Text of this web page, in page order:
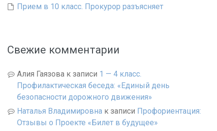
Прием в 10 класс. Прокурор разъясняет
Свежие комментарии
Алия Гаязова к записи 1 — 4 класс.
Профилактическая беседа: «Единый день
безопасности дорожного движения»
Наталья Владимировна к записи Профориентация:
Отзывы о Проекте «Билет в будущее»